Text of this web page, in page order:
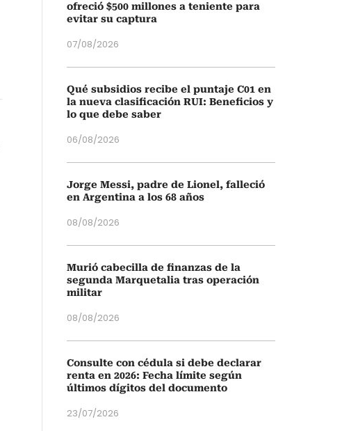
ofreció $500 millones a teniente para
evitar su captura
07/08/2026
Qué subsidios recibe el puntaje C01 en
la nueva clasificación RUI: Beneficios y
lo que debe saber
06/08/2026
Jorge Messi, padre de Lionel, falleció
en Argentina a los 68 años
08/08/2026
Murió cabecilla de finanzas de la
segunda Marquetalia tras operación
militar
08/08/2026
Consulte con cédula si debe declarar
renta en 2026: Fecha límite según
últimos dígitos del documento
23/07/2026